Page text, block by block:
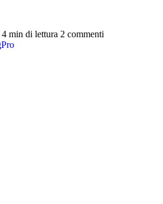
4 min di lettura 2 commenti